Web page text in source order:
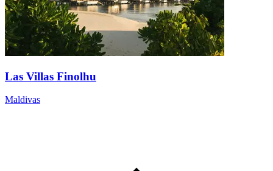
Las Villas Finolhu
Maldivas